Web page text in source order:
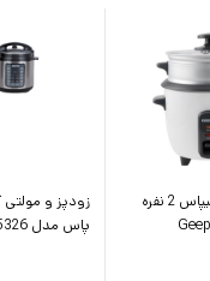
پلوپز و زودپز جیپاس 2 نفره
پاس مدل 5326